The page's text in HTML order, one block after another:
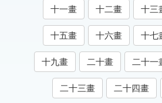
生命大百科索引
遊戲專區
教學應用
十一畫 十二畫 十三
十五畫 十六畫 十七
十九畫 二十畫 二十一
二十三畫 二十四畫